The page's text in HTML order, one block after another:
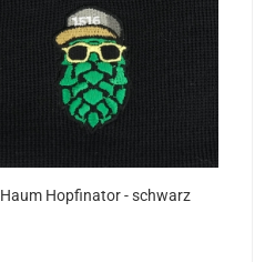
Haum Hopfinator - schwarz